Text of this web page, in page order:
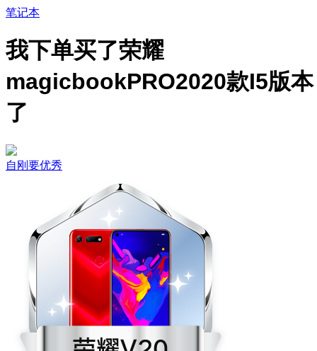
笔记本
我下单买了荣耀
magicbookPRO2020款I5版本
了
自刚要优秀